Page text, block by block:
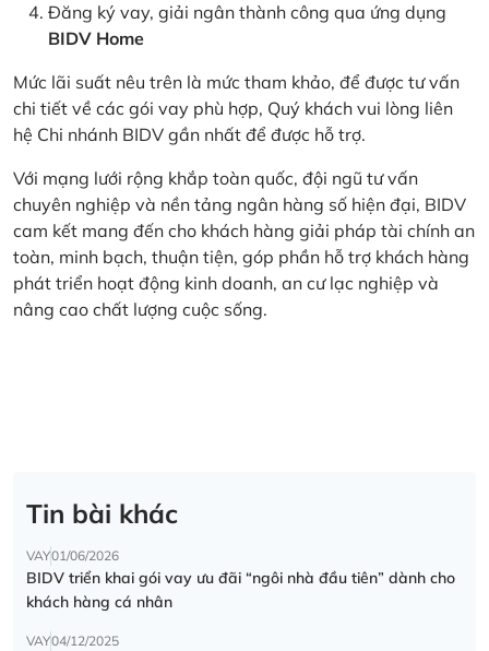
Đăng ký vay, giải ngân thành công qua ứng dụng
BIDV Home
Mức lãi suất nêu trên là mức tham khảo, để được tư vấn
chi tiết về các gói vay phù hợp, Quý khách vui lòng liên
hệ Chi nhánh BIDV gần nhất để được hỗ trợ.
Với mạng lưới rộng khắp toàn quốc, đội ngũ tư vấn
chuyên nghiệp và nền tảng ngân hàng số hiện đại, BIDV
cam kết mang đến cho khách hàng giải pháp tài chính an
toàn, minh bạch, thuận tiện, góp phần hỗ trợ khách hàng
phát triển hoạt động kinh doanh, an cư lạc nghiệp và
nâng cao chất lượng cuộc sống.
Tin bài khác
VAY01/06/2026
BIDV triển khai gói vay ưu đãi “ngôi nhà đầu tiên” dành cho
khách hàng cá nhân
VAY04/12/2025